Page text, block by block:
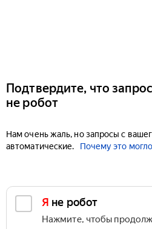
Подтвердите, что
не робот
Нам очень жаль, но запросы с
автоматические.
Почему это
Я не робот
Нажмите, чтобы